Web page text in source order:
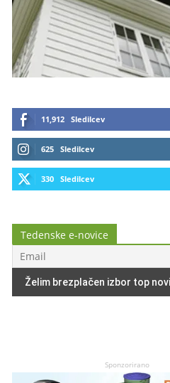
11,912 Sledilcev
625 Sledilcev
330 Sledilcev
Tedenske e-novice
Sponzorirano